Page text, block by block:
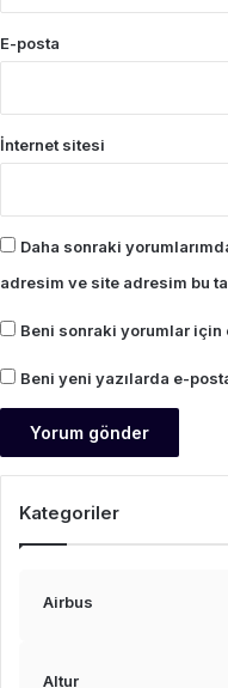
E-posta
İnternet sitesi
Daha sonraki
adresim ve site adresim bu
Beni sonraki yorumlar
Beni yeni yazılarda e-
Kategoriler
Airbus
Altur